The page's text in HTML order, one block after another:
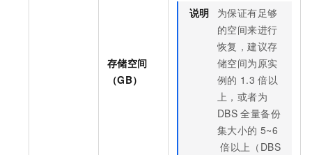
存储空间
（GB）
说明
为保证有足够
的空间来进行
恢复，建议存
储空间为原实
例的 1.3 倍以
上，或者为
DBS 全量备份
集大小的 5~6
倍以上（DBS